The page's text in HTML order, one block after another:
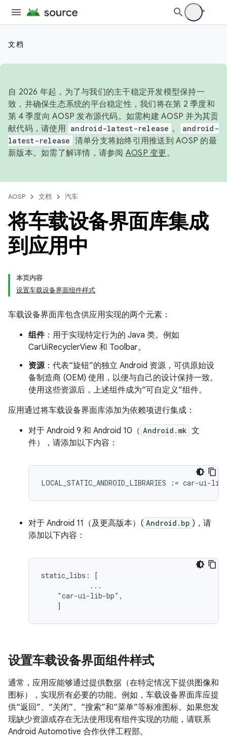
文档
自 2026 年起，为了与我们的主干稳定开发模型保持一
致，并确保生态系统的平台稳定性，我们将在第 2 季度和
第 4 季度向 AOSP 发布源代码。如需构建 AOSP 并为其贡
献代码，请使用 android-latest-release 。
android-
latest-release 清单分支将始终引用推送到 AOSP 的最
新版本。如需了解详情，请参阅 AOSP 变更。
AOSP 文档 汽车
将车载设备界面库集成
到应用中
本页内容
设置车载设备界面组件样式
车载设备界面库包含供应用实现的两个元素：
组件：用于实现特定行为的 Java 类。例如
CarUiRecyclerView 和 Toolbar。
资源：代表“旋钮”的独立 Android 资源，可供原始设
备制造商 (OEM) 使用，以便与自己的设计保持一致。
使用这些资源后，上述组件成为“可自定义”组件。
应用通过将车载设备界面库添加为依赖项进行集成：
对于 Android 9 和 Android 10（ Android.mk 文
件），请添加以下内容：
LOCAL_STATIC_ANDROID_LIBRARIES := car-ui-lib
对于 Android 11（及更高版本）( Android.bp )，请
添加以下内容：
static_libs: [
            ...
    "car-ui-lib-bp",
    ]
设置车载设备界面组件样式
通常，应用应能够通过提供数据（在特定情况下提供图像和
图标），实现所有必要的功能。例如，车载设备界面库应提
供“返回”、“关闭”、“搜索”和“菜单”等标准图标。如果您发
现缺少资源或存在无法使用现有组件实现的功能，请联系
Android Automotive 合作伙伴工程部。